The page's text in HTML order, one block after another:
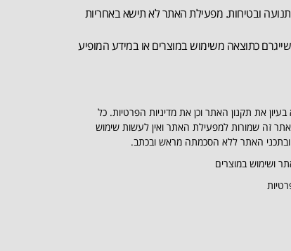
ובטיחות. מפעילת האתר לא תישא באחריות
כתוצאה משימוש במוצרים או במידע המופיע
בעיון את תקנון האתר וכן את מדיניות הפרטיות. כל
זה שמורות למפעילת האתר ואין לעשות שימוש
ובתכני האתר ללא הסכמתה מראש ובכתב.
ושימוש במוצרים